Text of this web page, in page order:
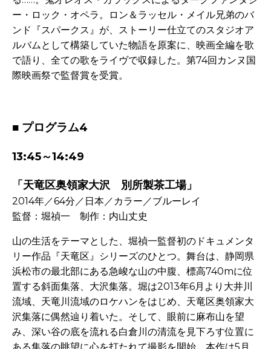
ー・ロック・オペラ。ロン＆ラッセル・メイル兄弟のバ
ンド『スパークス』が、ストーリー仕立てのスタジオア
ルバムとして構築していた物語を原案に、映画全編を歌
で語り、全ての歌をライヴで収録した。第74回カンヌ国
際映画祭で監督賞を受賞。
■ プログラム4
13:45～14:49
「天竜区奥領家大沢 別所製茶工場」
2014年／64分／日本／カラー／ブルーレイ
監督：堀禎一 制作：内山丈史
山の生活をテーマとした、堀禎一監督初のドキュメンタ
リー作品『天竜区』シリーズのひとつ。舞台は、静岡県
浜松市の最北部にある急峻な山の中腹、標高740mに位
置する斜面集落、大沢集落。堀は2013年6月より大井川
流域、天竜川流域のロケハンをはじめ、天竜区奥領家大
沢集落に偶然辿り着いた。そして、眼前に麻布山を望
み、深い谷の底を流れる白倉川の清流を見下ろす位置に